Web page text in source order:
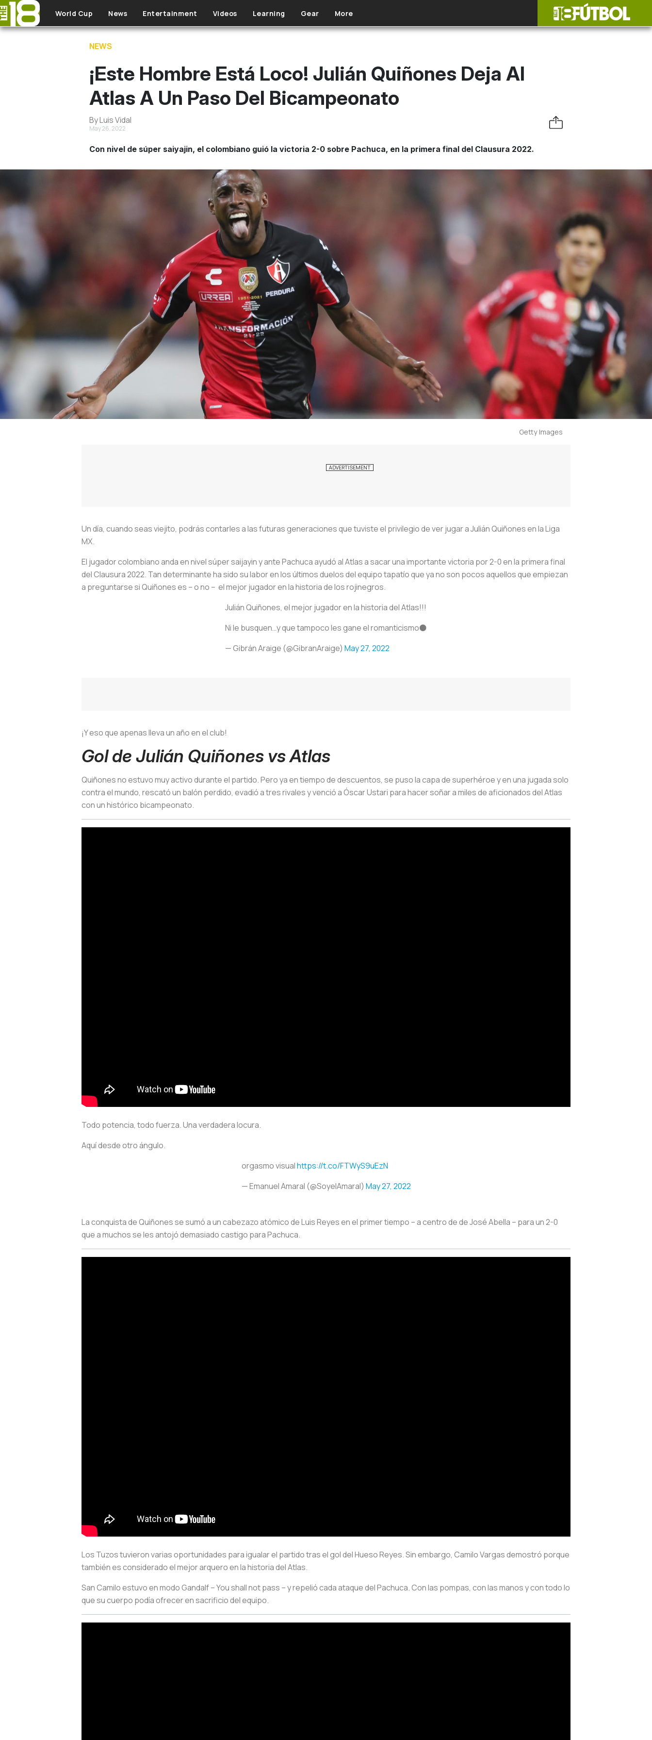
Skip to main content
World Cup News Entertainment Videos Learning Gear More
NEWS
¡Este Hombre Está Loco! Julián Quiñones Deja Al
Atlas A Un Paso Del Bicampeonato
By Luis Vidal
May 26, 2022
Con nivel de súper saiyajin, el colombiano guió la victoria 2-0 sobre Pachuca, en la primera final del Clausura 2022.
Getty Images
Un día, cuando seas viejito, podrás contarles a las futuras generaciones que tuviste el privilegio de ver jugar a Julián Quiñones en la Liga
MX.
El jugador colombiano anda en nivel súper saijayin y ante Pachuca ayudó al Atlas a sacar una importante victoria por 2-0 en la primera final
del Clausura 2022. Tan determinante ha sido su labor en los últimos duelos del equipo tapatío que ya no son pocos aquellos que empiezan
a preguntarse si Quiñones es – o no – el mejor jugador en la historia de los rojinegros.
Julián Quiñones, el mejor jugador en la historia del Atlas!!!
Ni le busquen…y que tampoco les gane el romanticismo⚫️
— Gibrán Araige (@GibranAraige) May 27, 2022
¡Y eso que apenas lleva un año en el club!
Gol de Julián Quiñones vs Atlas
Quiñones no estuvo muy activo durante el partido. Pero ya en tiempo de descuentos, se puso la capa de superhéroe y en una jugada solo
contra el mundo, rescató un balón perdido, evadió a tres rivales y venció a Óscar Ustari para hacer soñar a miles de aficionados del Atlas
con un histórico bicampeonato.
Todo potencia, todo fuerza. Una verdadera locura.
Aquí desde otro ángulo.
orgasmo visualhttps://t.co/FTWyS9uEzN
— Emanuel Amaral (@SoyelAmaral) May 27, 2022
La conquista de Quiñones se sumó a un cabezazo atómico de Luis Reyes en el primer tiempo – a centro de de José Abella – para un 2-0
que a muchos se les antojó demasiado castigo para Pachuca.
Los Tuzos tuvieron varias oportunidades para igualar el partido tras el gol del Hueso Reyes. Sin embargo, Camilo Vargas demostró porque
también es considerado el mejor arquero en la historia del Atlas.
San Camilo estuvo en modo Gandalf – You shall not pass – y repelió cada ataque del Pachuca. Con las pompas, con las manos y con todo lo
que su cuerpo podía ofrecer en sacrificio del equipo.